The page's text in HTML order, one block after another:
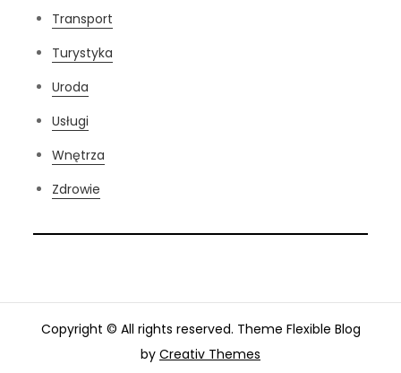
Transport
Turystyka
Uroda
Usługi
Wnętrza
Zdrowie
Copyright © All rights reserved. Theme Flexible Blog
by Creativ Themes